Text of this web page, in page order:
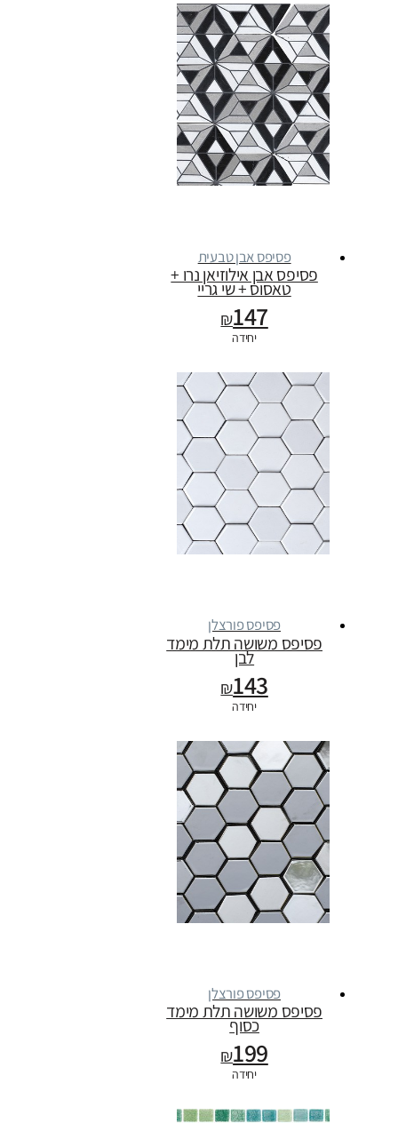
פסיפס אבן טבעית
פסיפס אבן אילוזיאן נרו +
טאסוס + שי גריי
₪147
יחידה
פסיפס פורצלן
פסיפס משושה תלת מימד
לבן
₪143
יחידה
פסיפס פורצלן
פסיפס משושה תלת מימד
כסוף
₪199
יחידה